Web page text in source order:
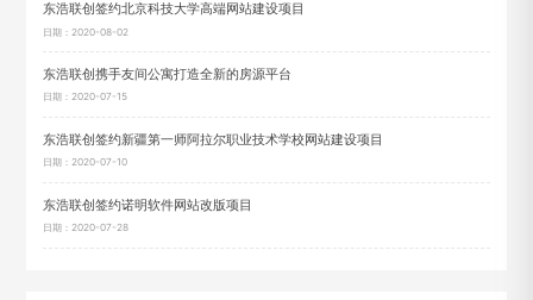
东浩联创签约北京科技大学高端网站建设项目
日期：2020-08-02
东浩联创携手友间公寓打造全新的房源平台
日期：2020-07-15
东浩联创签约新疆第一师阿拉尔职业技术学校网站建设项目
日期：2020-07-10
东浩联创签约诺明软件网站改版项目
日期：2020-07-28